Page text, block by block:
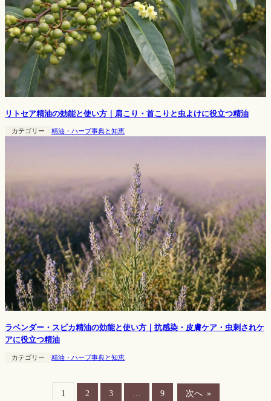
リトセア精油の効能と使い方｜肩こり・首こりと虫よけに役立つ精油
カテゴリー 精油・ハーブ事典と知恵
ラベンダー・スピカ精油の効能と使い方｜抗感染・皮膚ケア・虫刺されケ
アに役立つ精油
カテゴリー 精油・ハーブ事典と知恵
1 2 3 9 次へ »